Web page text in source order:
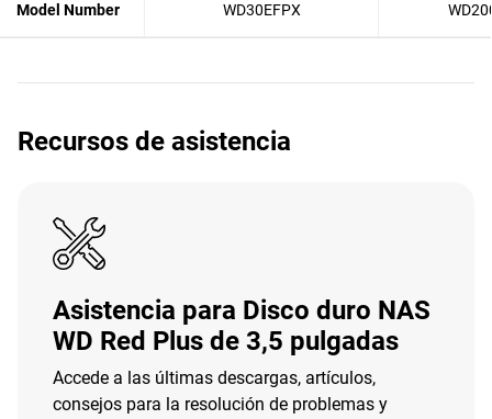
Model Number WD30EFPX
Recursos de asistencia
Asistencia para Disco duro NAS
WD Red Plus de 3,5 pulgadas
Accede a las últimas descargas, artículos,
consejos para la resolución de problemas y